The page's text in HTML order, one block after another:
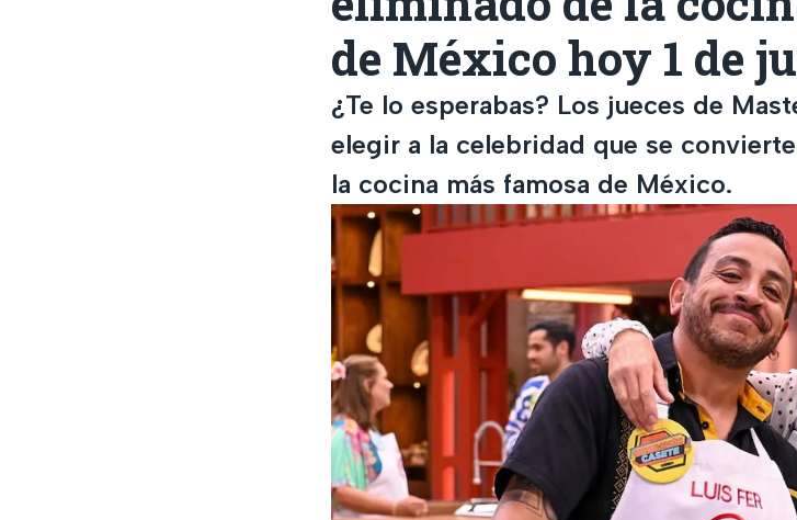
de México hoy 1 de
¿Te lo esperabas? Los jueces de
elegir a la celebridad que se
la cocina más famosa de México.